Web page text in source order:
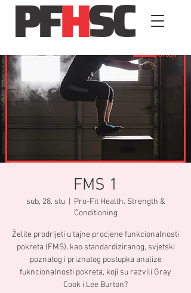
FMS 1
sub, 28. stu
  |
Pro-Fit Health. Strength &
Conditioning
Želite prodrijeti u tajne procjene funkcionalnosti
pokreta (FMS), kao standardiziranog, svjetski
poznatog i priznatog postupka analize
fukncionalnosti pokreta, koji su razvili Gray
Cook i Lee Burton?